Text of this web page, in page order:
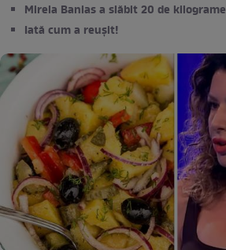
Mirela Banias a slăbit 20 de kilograme
Iată cum a reușit!